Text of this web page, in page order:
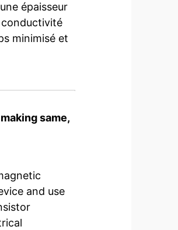
épaisseur
minimisé et
same,
and use